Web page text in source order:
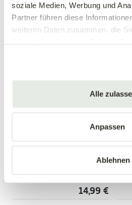
soziale Medien, Werbung und
Partner führen diese
weiteren Daten zusammen, die
Alle
Anpassen
Ablehnen
mehrere Varianten verfügbar!
Edelrose 'Nostalgie'®
14,99 €